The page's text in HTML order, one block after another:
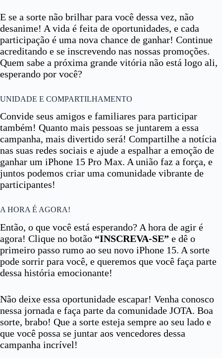
E se a sorte não brilhar para você dessa vez, não
desanime! A vida é feita de oportunidades, e cada
participação é uma nova chance de ganhar! Continue
acreditando e se inscrevendo nas nossas promoções.
Quem sabe a próxima grande vitória não está logo ali,
esperando por você?
UNIDADE E COMPARTILHAMENTO
Convide seus amigos e familiares para participar
também! Quanto mais pessoas se juntarem a essa
campanha, mais divertido será! Compartilhe a notícia
nas suas redes sociais e ajude a espalhar a emoção de
ganhar um iPhone 15 Pro Max. A união faz a força, e
juntos podemos criar uma comunidade vibrante de
participantes!
A HORA É AGORA!
Então, o que você está esperando? A hora de agir é
agora! Clique no botão “INSCREVA-SE” e dê o
primeiro passo rumo ao seu novo iPhone 15. A sorte
pode sorrir para você, e queremos que você faça parte
dessa história emocionante!
Não deixe essa oportunidade escapar! Venha conosco
nessa jornada e faça parte da comunidade JOTA. Boa
sorte, brabo! Que a sorte esteja sempre ao seu lado e
que você possa se juntar aos vencedores dessa
campanha incrível!